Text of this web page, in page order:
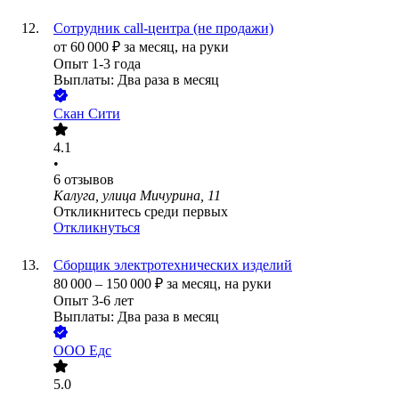
Cотрудник call-центра (не продажи)
от 60 000 ₽ за месяц, на руки
Опыт 1-3 года
Выплаты: Два раза в месяц
Скан Сити
4.1
•
6 отзывов
Калуга, улица Мичурина, 11
Откликнитесь среди первых
Откликнуться
Сборщик электротехнических изделий
80 000 – 150 000 ₽ за месяц, на руки
Опыт 3-6 лет
Выплаты: Два раза в месяц
ООО Едс
5.0